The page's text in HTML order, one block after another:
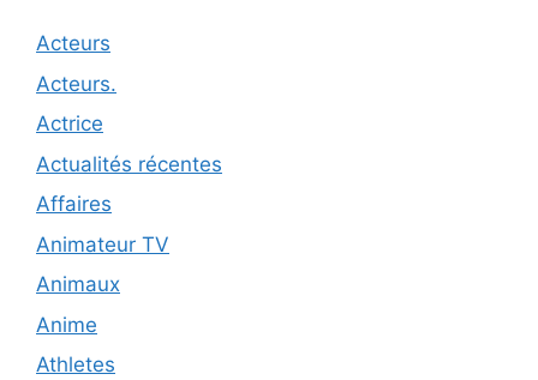
Acteurs
Acteurs.
Actrice
Actualités récentes
Affaires
Animateur TV
Animaux
Anime
Athletes